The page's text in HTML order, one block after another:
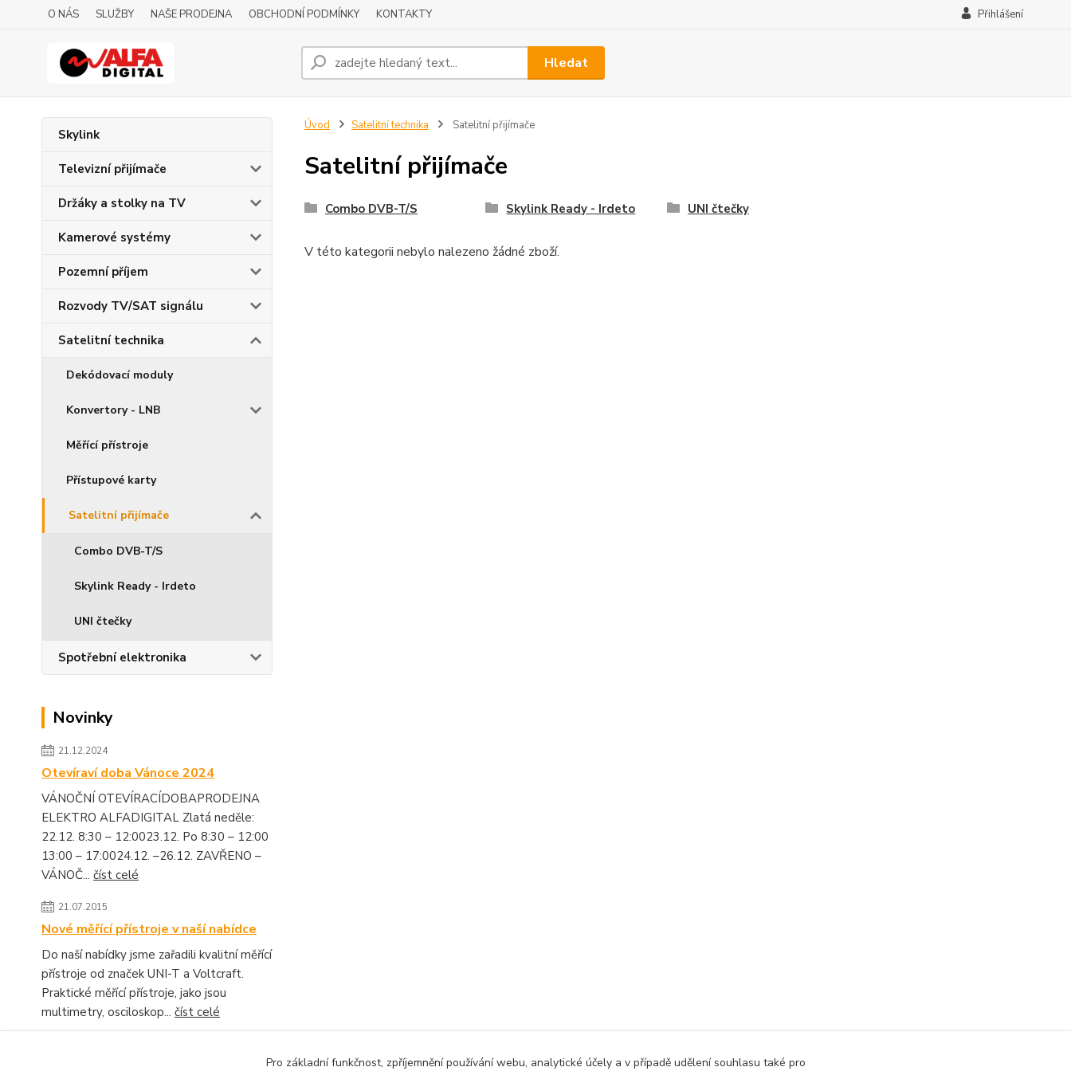
O NÁS SLUŽBY NAŠE PRODEJNA OBCHODNÍ PODMÍNKY KONTAKTY Přihlášení
Hledat
Skylink
Televizní přijímače
Držáky a stolky na TV
Kamerové systémy
Pozemní příjem
Rozvody TV/SAT signálu
Satelitní technika
Dekódovací moduly
Konvertory - LNB
Měřící přístroje
Přístupové karty
Satelitní přijímače
Combo DVB-T/S
Skylink Ready - Irdeto
UNI čtečky
Spotřební elektronika
Novinky
21.12.2024
Otevíraví doba Vánoce 2024
VÁNOČNÍ OTEVÍRACÍDOBAPRODEJNA
ELEKTRO ALFADIGITAL Zlatá neděle:
22.12. 8:30 – 12:0023.12. Po 8:30 – 12:00
13:00 – 17:0024.12. –26.12. ZAVŘENO –
VÁNOČ... číst celé
21.07.2015
Nové měřící přístroje v naší nabídce
Do naší nabídky jsme zařadili kvalitní měřící
přístroje od značek UNI-T a Voltcraft.
Praktické měřící přístroje, jako jsou
multimetry, osciloskop... číst celé
Úvod Satelitní technika Satelitní přijímače
Satelitní přijímače
Combo DVB-T/S Skylink Ready - Irdeto UNI čtečky
V této kategorii nebylo nalezeno žádné zboží.
Pro základní funkčnost, zpříjemnění používání webu, analytické účely a v případě udělení souhlasu také pro